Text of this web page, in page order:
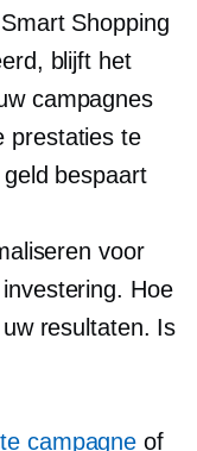
Shopping
blijft het
campagnes
prestaties te
bespaart
voor
Hoe
resultaten. Is
campagne of